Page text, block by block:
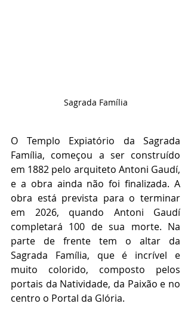
Sagrada Família
O Templo Expiatório da Sagrada
Família, começou a ser construído
em 1882 pelo arquiteto Antoni Gaudí,
e a obra ainda não foi finalizada. A
obra está prevista para o terminar
em 2026, quando Antoni Gaudí
completará 100 de sua morte. Na
parte de frente tem o altar da
Sagrada Família, que é incrível e
muito colorido, composto pelos
portais da Natividade, da Paixão e no
centro o Portal da Glória.